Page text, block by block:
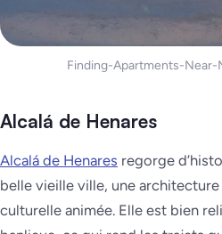
Finding-Apartments-Near-
Alcalá de Henares
Alcalá de Henares regorge
belle vieille ville, une
culturelle animée. Elle est bien